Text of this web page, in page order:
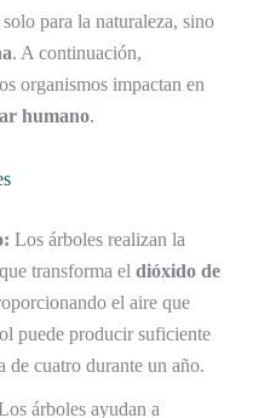
para la naturaleza, sino
. A continuación,
organismos impactan en
humano.
Los árboles realizan la
transforma el dióxido de
el aire que
puede producir suficiente
de cuatro durante un año.
árboles ayudan a